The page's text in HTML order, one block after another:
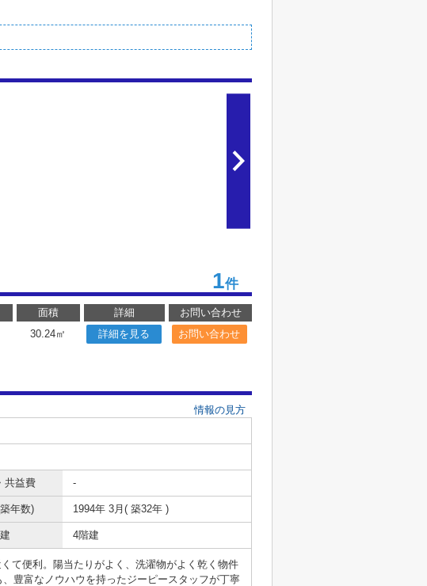
1件
面積 詳細
お問い合わせ
30.24㎡ 詳細を見る お問い合わせ
情報の見方
共益費 -
年数) 1994年 3月( 築32年 )
4階建
て便利。陽当たりがよく、洗濯物がよく乾く物件
豊富なノウハウを持ったジーピースタッフが丁寧